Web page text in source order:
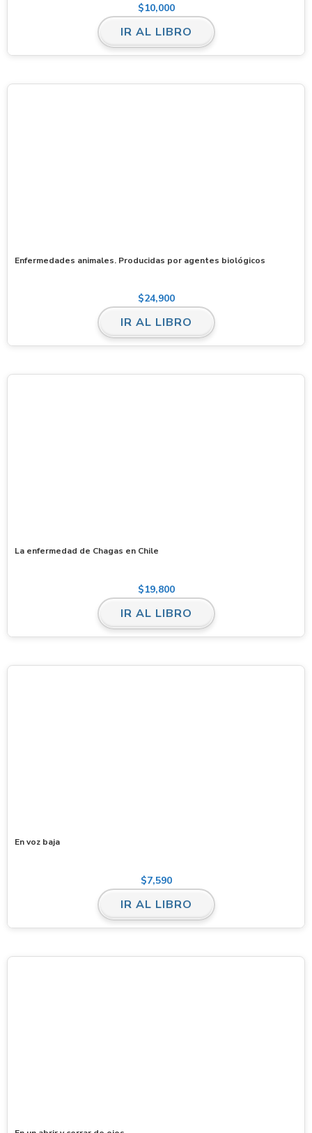
$10,000
IR AL LIBRO
Enfermedades animales. Producidas por agentes biológicos
$24,900
IR AL LIBRO
La enfermedad de Chagas en Chile
$19,800
IR AL LIBRO
En voz baja
$7,590
IR AL LIBRO